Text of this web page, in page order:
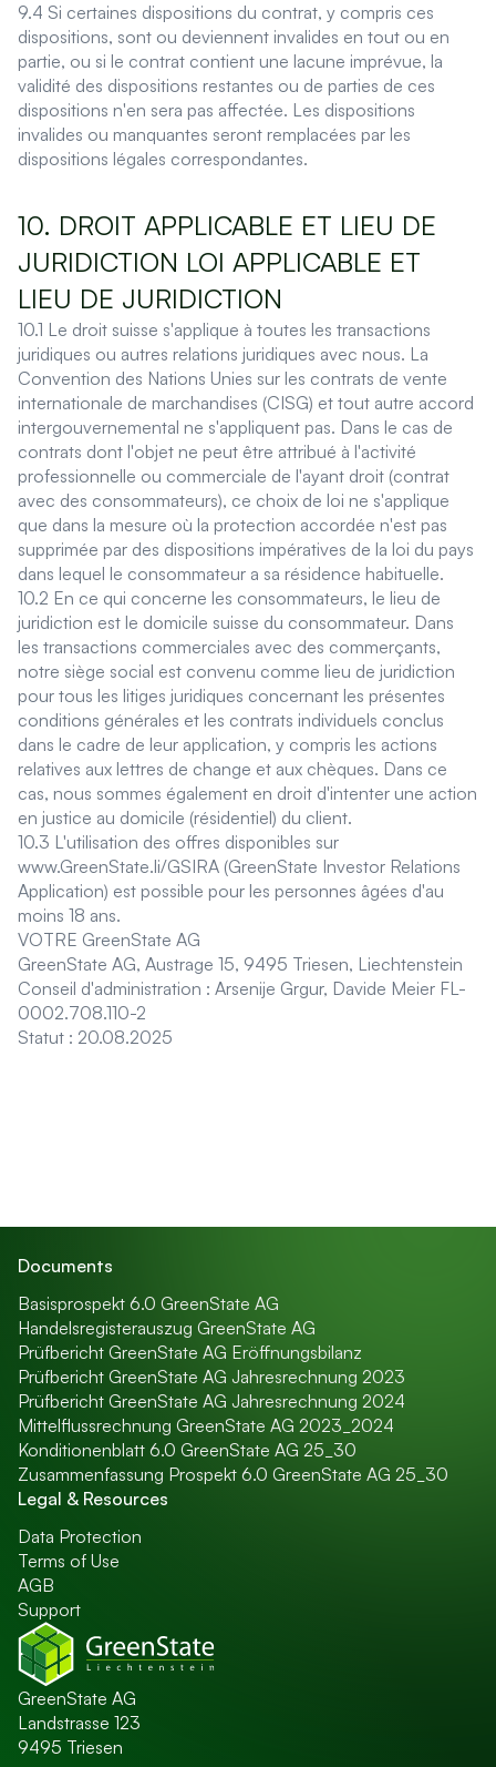
9.4 Si certaines dispositions du contrat, y compris ces
dispositions, sont ou deviennent invalides en tout ou en
partie, ou si le contrat contient une lacune imprévue, la
validité des dispositions restantes ou de parties de ces
dispositions n'en sera pas affectée. Les dispositions
invalides ou manquantes seront remplacées par les
dispositions légales correspondantes.
10. DROIT APPLICABLE ET LIEU DE
JURIDICTION LOI APPLICABLE ET
LIEU DE JURIDICTION
10.1 Le droit suisse s'applique à toutes les transactions
juridiques ou autres relations juridiques avec nous. La
Convention des Nations Unies sur les contrats de vente
internationale de marchandises (CISG) et tout autre accord
intergouvernemental ne s'appliquent pas. Dans le cas de
contrats dont l'objet ne peut être attribué à l'activité
professionnelle ou commerciale de l'ayant droit (contrat
avec des consommateurs), ce choix de loi ne s'applique
que dans la mesure où la protection accordée n'est pas
supprimée par des dispositions impératives de la loi du pays
dans lequel le consommateur a sa résidence habituelle.
10.2 En ce qui concerne les consommateurs, le lieu de
juridiction est le domicile suisse du consommateur. Dans
les transactions commerciales avec des commerçants,
notre siège social est convenu comme lieu de juridiction
pour tous les litiges juridiques concernant les présentes
conditions générales et les contrats individuels conclus
dans le cadre de leur application, y compris les actions
relatives aux lettres de change et aux chèques. Dans ce
cas, nous sommes également en droit d'intenter une action
en justice au domicile (résidentiel) du client.
10.3 L'utilisation des offres disponibles sur
www.GreenState.li/GSIRA (GreenState Investor Relations
Application) est possible pour les personnes âgées d'au
moins 18 ans.
VOTRE GreenState AG
GreenState AG, Austrage 15, 9495 Triesen, Liechtenstein
Conseil d'administration : Arsenije Grgur, Davide Meier FL-
0002.708.110-2
Statut : 20.08.2025
GreenState AG
Landstrasse 123
9495 Triesen
Documents
Basisprospekt 6.0 GreenState AG
Handelsregisterauszug GreenState AG
Prüfbericht GreenState AG Eröffnungsbilanz
Prüfbericht GreenState AG Jahresrechnung 2023
Prüfbericht GreenState AG Jahresrechnung 2024
Mittelflussrechnung GreenState AG 2023_2024
Konditionenblatt 6.0 GreenState AG 25_30
Zusammenfassung Prospekt 6.0 GreenState AG 25_30
Legal & Resources
Data Protection
Terms of Use
AGB
Support